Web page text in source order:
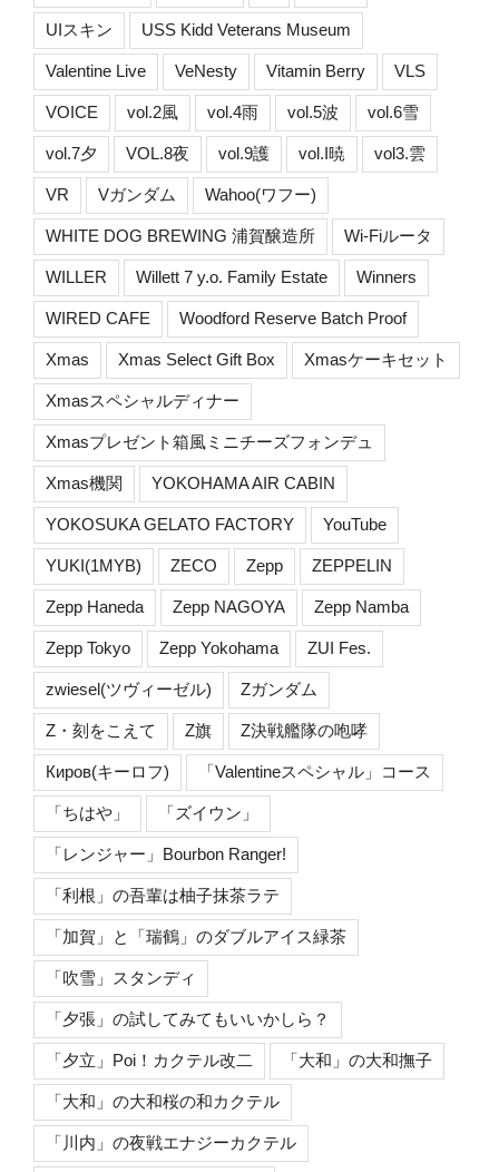
UIスキン USS Kidd Veterans Museum
Valentine Live VeNesty Vitamin Berry VLS
VOICE vol.2風 vol.4雨 vol.5波 vol.6雪
vol.7夕 VOL.8夜 vol.9護 vol.I暁 vol3.雲
VR Vガンダム Wahoo(ワフー)
WHITE DOG BREWING 浦賀醸造所 Wi-Fiルータ
WILLER Willett 7 y.o. Family Estate Winners
WIRED CAFE Woodford Reserve Batch Proof
Xmas Xmas Select Gift Box Xmasケーキセット
Xmasスペシャルディナー
Xmasプレゼント箱風ミニチーズフォンデュ
Xmas機関 YOKOHAMA AIR CABIN
YOKOSUKA GELATO FACTORY YouTube
YUKI(1MYB) ZECO Zepp ZEPPELIN
Zepp Haneda Zepp NAGOYA Zepp Namba
Zepp Tokyo Zepp Yokohama ZUI Fes.
zwiesel(ツヴィーゼル) Zガンダム
Z・刻をこえて Z旗 Z決戦艦隊の咆哮
Киров(キーロフ) 「Valentineスペシャル」コース
「ちはや」 「ズイウン」
「レンジャー」Bourbon Ranger!
「利根」の吾輩は柚子抹茶ラテ
「加賀」と「瑞鶴」のダブルアイス緑茶
「吹雪」スタンディ
「夕張」の試してみてもいいかしら？
「夕立」Poi！カクテル改二 「大和」の大和撫子
「大和」の大和桜の和カクテル
「川内」の夜戦エナジーカクテル